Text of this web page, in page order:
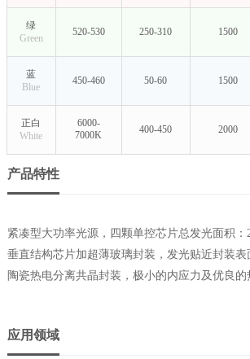
绿
Green
520-530 250-310 1500
蓝
Blue
450-460 50-60 1500
正白
White
6000-
7000K
400-450 2000
产品特性
紧凑型大功率光源，四颗单控芯片总发光面积：
垂直结构芯片加超薄玻璃封装，发光贴近封装表
陶瓷热电分离共晶封装，极小的内应力及优良的
应用领域